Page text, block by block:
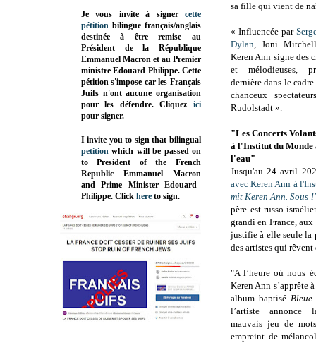
sa fille qui vient de
« Influencée par
Dylan, Joni
Keren Ann signe des
et mélodieuses,
dernière dans le
chanceux
Rudolstadt ».
"Les Concerts
à l'Institut du Monde
l'eau"
Jusqu'au 24 avril
avec Keren Ann à
mit Keren Ann. Sous
père est russo-
grandi en France,
justifie à elle seule la
des artistes qui rêvent
"A l’heure où nous
Keren Ann s’apprête
album baptisé Bleue
l’artiste annonce
mauvais jeu de
empreint de
Je vous invite à signer cette
pétition bilingue français/anglais
destinée à être remise au
Président de la République
Emmanuel Macron et au Premier
ministre Edouard Philippe. Cette
pétition s'impose car les Français
Juifs n'ont aucune organisation
pour les défendre. Cliquez
ici
pour signer.
I invite you to sign that bilingual
petition which will be passed on
to President of the French
Republic Emmanuel Macron
and Prime MinisterEdouard
Philippe. Click here to sign.